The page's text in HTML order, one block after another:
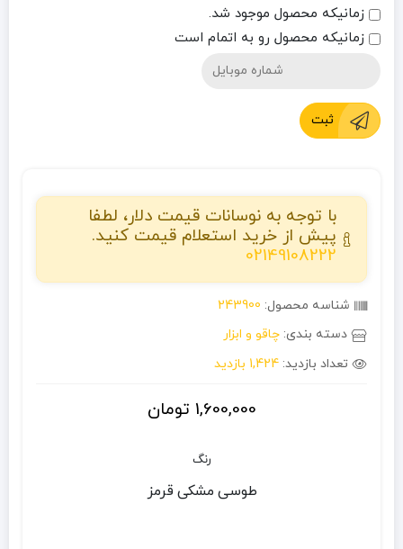
زمانیکه محصول موجود شد.
زمانیکه محصول رو به اتمام است
ثبت
با توجه به نوسانات قیمت دلار، لطفا
پیش از خرید استعلام قیمت کنید.
02149108222
شناسه محصول: 243900
دسته بندی: چاقو و ابزار
تعداد بازدید: 1,424 بازدید
1,600,000 تومان
رنگ
طوسی مشکی قرمز